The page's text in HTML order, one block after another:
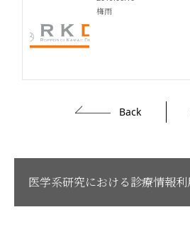
梅雨
Back
医学系研究における診療情報